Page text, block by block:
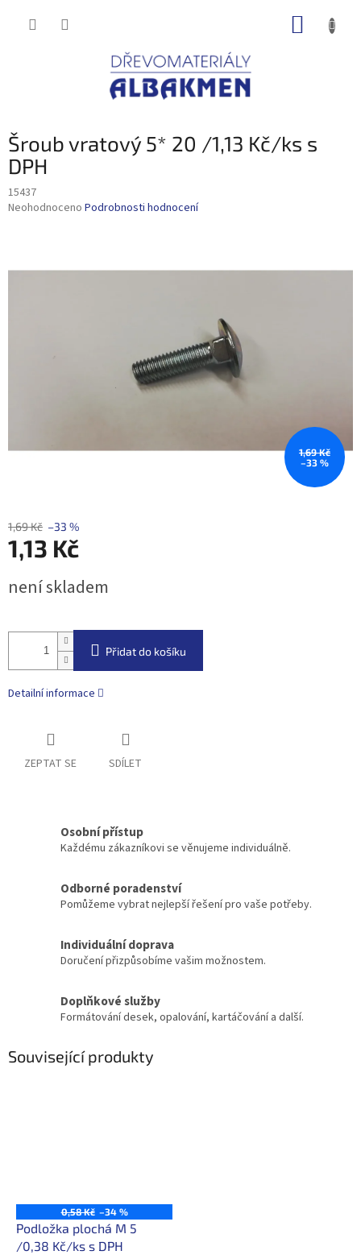
Šroub vratový 5* 20 /1,13 Kč/ks s
DPH
15437
Průměrné
0,0
Neohodnoceno Podrobnosti hodnocení
1,69 Kč
–33 %
1,69 Kč –33 %
1,13 Kč
cena:
není skladem
Přidat do košíku
Detailní informace
ZEPTAT SE SDÍLET
Osobní přístup
Každému zákazníkovi se věnujeme individuálně.
Odborné poradenství
Pomůžeme vybrat nejlepší řešení pro vaše potřeby.
Individuální doprava
Doručení přizpůsobíme vašim možnostem.
Doplňkové služby
Formátování desek, opalování, kartáčování a další.
Související produkty
0,58 Kč –34 %
Podložka plochá M 5
/0,38 Kč/ks s DPH